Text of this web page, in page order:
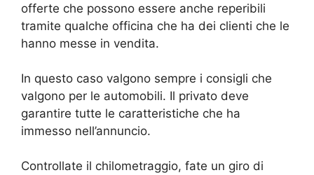
offerte che possono essere anche reperibili
tramite qualche officina che ha dei clienti che le
hanno messe in vendita.
In questo caso valgono sempre i consigli che
valgono per le automobili. Il privato deve
garantire tutte le caratteristiche che ha
immesso nell’annuncio.
Controllate il chilometraggio, fate un giro di